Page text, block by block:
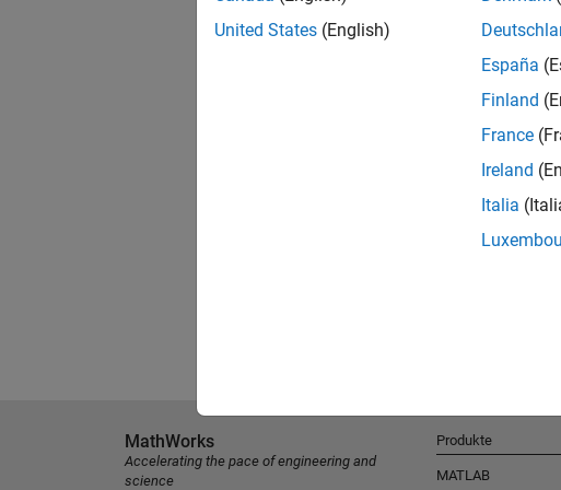
United States (English)
España
Finland
France
Ireland
Italia
MathWorks
Accelerating the pace of engineering and
science
Produkte
MATLAB